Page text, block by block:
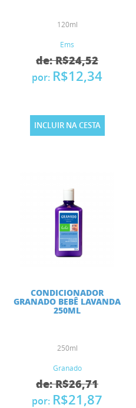
120ml
Ems
de: R$24,52
por: R$12,34
INCLUIR NA CESTA
CONDICIONADOR
GRANADO BEBÊ LAVANDA
250ML
250ml
Granado
de: R$26,71
por: R$21,87